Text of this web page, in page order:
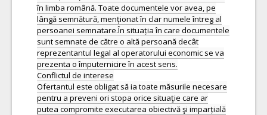
în limba română. Toate documentele vor avea, pe
lângă semnătură, menționat în clar numele întreg al
persoanei semnatare.În situația în care documentele
sunt semnate de către o altă persoană decât
reprezentantul legal al operatorului economic se va
prezenta o împuternicire în acest sens.
Conflictul de interese
Ofertantul este obligat să ia toate măsurile necesare
pentru a preveni ori stopa orice situaţie care ar
putea compromite executarea obiectivă şi imparțială